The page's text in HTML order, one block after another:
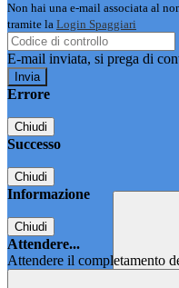
Non hai una e-mail associata al
tramite la Login Spaggiari
E-mail inviata, si prega di
Errore
Chiudi
Successo
Chiudi
Informazione
Chiudi
Attendere...
Attendere il completamento